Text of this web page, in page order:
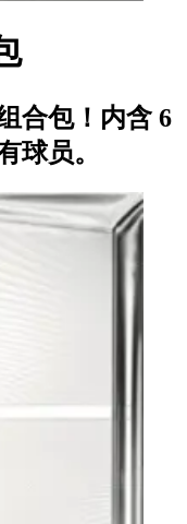
合包！内含 6
球员。